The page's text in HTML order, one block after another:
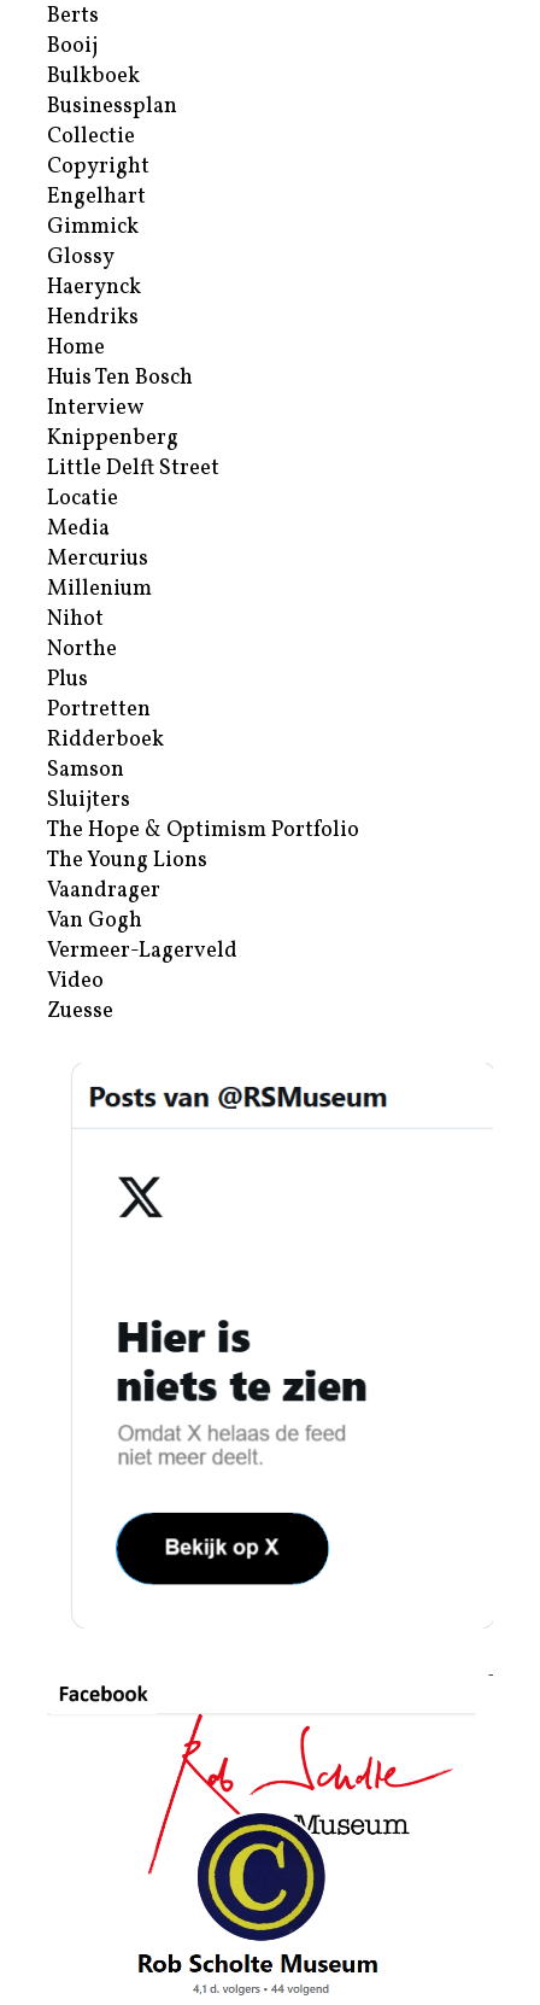
Berts
Booij
Bulkboek
Businessplan
Collectie
Copyright
Engelhart
Gimmick
Glossy
Haerynck
Hendriks
Home
Huis Ten Bosch
Interview
Knippenberg
Little Delft Street
Locatie
Media
Mercurius
Millenium
Nihot
Northe
Plus
Portretten
Ridderboek
Samson
Sluijters
The Hope & Optimism Portfolio
The Young Lions
Vaandrager
Van Gogh
Vermeer-Lagerveld
Video
Zuesse